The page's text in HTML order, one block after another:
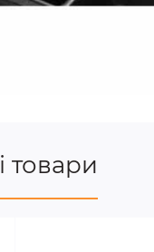
товари